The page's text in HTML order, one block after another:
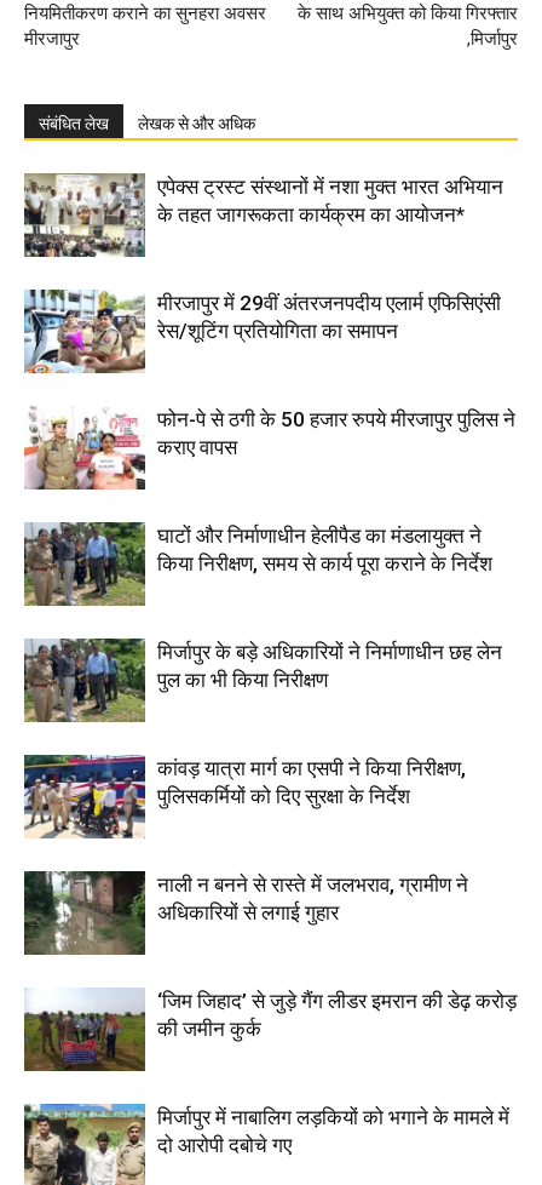
नियमितीकरण कराने का सुनहरा अवसर
मीरजापुर
के साथ अभियुक्त को किया गिरफ्तार
,मिर्जापुर
संबंधित लेख लेखक से और अधिक
एपेक्स ट्रस्ट संस्थानों में नशा मुक्त भारत अभियान
के तहत जागरूकता कार्यक्रम का आयोजन*
मीरजापुर में 29वीं अंतरजनपदीय एलार्म एफिसिएंसी
रेस/शूटिंग प्रतियोगिता का समापन
फोन-पे से ठगी के 50 हजार रुपये मीरजापुर पुलिस ने
कराए वापस
घाटों और निर्माणाधीन हेलीपैड का मंडलायुक्त ने
किया निरीक्षण, समय से कार्य पूरा कराने के निर्देश
मिर्जापुर के बड़े अधिकारियों ने निर्माणाधीन छह लेन
पुल का भी किया निरीक्षण
कांवड़ यात्रा मार्ग का एसपी ने किया निरीक्षण,
पुलिसकर्मियों को दिए सुरक्षा के निर्देश
नाली न बनने से रास्ते में जलभराव, ग्रामीण ने
अधिकारियों से लगाई गुहार
‘जिम जिहाद’ से जुड़े गैंग लीडर इमरान की डेढ़ करोड़
की जमीन कुर्क
मिर्जापुर में नाबालिग लड़कियों को भगाने के मामले में
दो आरोपी दबोचे गए